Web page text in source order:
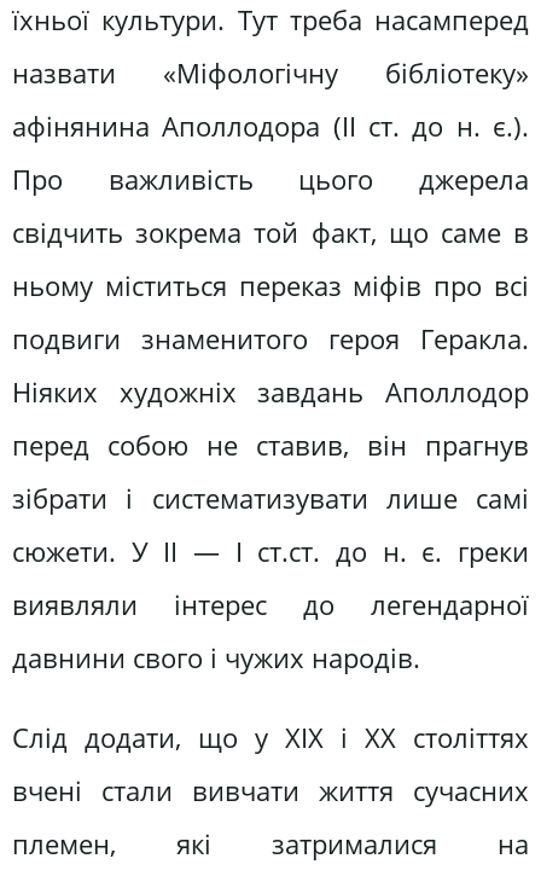
їхньої культури. Тут треба насамперед
назвати «Міфологічну бібліотеку»
афінянина Аполлодора (II ст. до н. є.).
Про важливість цього джерела
свідчить зокрема той факт, що саме в
ньому міститься переказ міфів про всі
подвиги знаменитого героя Геракла.
Ніяких художніх завдань Аполлодор
перед собою не ставив, він прагнув
зібрати і систематизувати лише самі
сюжети. У II — І ст.ст. до н. є. греки
виявляли інтерес до легендарної
давнини свого і чужих народів.
Слід додати, що у XIX і XX століттях
вчені стали вивчати життя сучасних
племен, які затрималися на